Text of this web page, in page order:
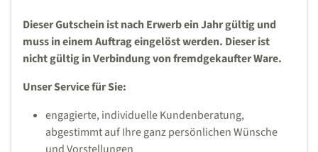
Dieser Gutschein ist nach Erwerb ein Jahr gültig und
muss in einem Auftrag eingelöst werden. Dieser ist
nicht gültig in Verbindung von fremdgekaufter Ware.
Unser Service für Sie:
engagierte, individuelle Kundenberatung,
abgestimmt auf Ihre ganz persönlichen Wünsche